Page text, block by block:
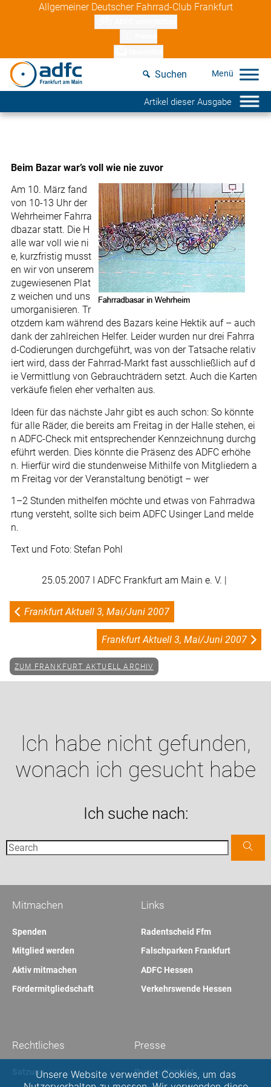
Allgemeiner Deutscher Fahrrad-Club Frankfurt
Suchen
Artikel dieser Ausgabe
Beim Bazar war’s voll wie nie zuvor
Am 10. März fand
von 10-13 Uhr der
Wehrheimer Fahrra
dbazar statt. Die H
alle war voll wie ni
e, kurzfristig musst
en wir von unserem
zugewiesenen Plat
z weichen und uns
umorganisieren. Tr
otzdem kam während des Bazars keine Hektik auf – auch
dank der zahlreichen Helfer. Leider wurden nur drei Fahrra
d-Codierungen durchgeführt, was von der Tatsache relativ
iert wird, dass der Fahrrad-Markt fast ausschließlich auf d
ie Vermittlung von Gebrauchträdern setzt. Auch die Karten
verkäufe fielen eher verhalten aus.
Ideen für das nächste Jahr gibt es auch schon: So könnte
für alle Räder, die bereits am Freitag in der Halle stehen, ei
n ADFC-Check mit entsprechender Kennzeichnung durchg
eführt werden. Dies könnte die Präsenz des ADFC erhöhe
n. Hierfür wird die stundenweise Mithilfe von Mitgliedern a
m Freitag vor der Veranstaltung benötigt – wer
1–2 Stunden mithelfen möchte und etwas von Fahrradwa
rtung versteht, sollte sich beim ADFC Usinger Land melde
n.
Text und Foto: Stefan Pohl
25.05.2007 I ADFC Frankfurt am Main e. V. |
Frankfurt Aktuell 3, Mai/Juni 2007
Frankfurt Aktuell 3, Mai/Juni 2007
ZUM FRANKFURT AKTUELL ARCHIV
Ich habe nicht gefunden,
wonach ich gesucht habe
Ich suche nach:
Links
Radentscheid Ffm
Falschparken Frankfurt
ADFC Hessen
Verkehrswende Hessen
Mitmachen
Spenden
Mitglied werden
Aktiv mitmachen
Fördermitgliedschaft
Presse
Presse-Kontakt
Rechtliches
SatzungUnsere Website verwendet Cookies, um das